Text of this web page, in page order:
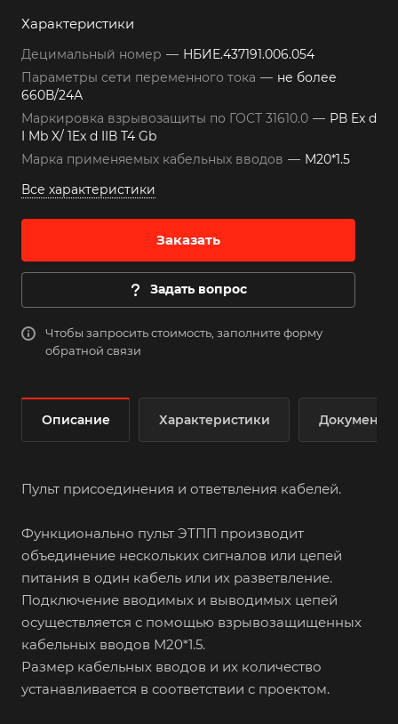
Характеристики
Децимальный номер — НБИЕ.437191.006.054
Параметры сети переменного тока — не более
660В/24А
Маркировка взрывозащиты по ГОСТ 31610.0 — РВ Ex d
I Mb X/ 1Ex d IIВ T4 Gb
Марка применяемых кабельных вводов — М20*1.5
Все характеристики
Заказать
Задать вопрос
Чтобы запросить стоимость, заполните форму
обратной связи
Описание Характеристики Документы
Пульт присоединения и ответвления кабелей.
Функционально пульт ЭТПП производит
объединение нескольких сигналов или цепей
питания в один кабель или их разветвление.
Подключение вводимых и выводимых цепей
осуществляется с помощью взрывозащищенных
кабельных вводов М20*1.5.
Размер кабельных вводов и их количество
устанавливается в соответствии с проектом.